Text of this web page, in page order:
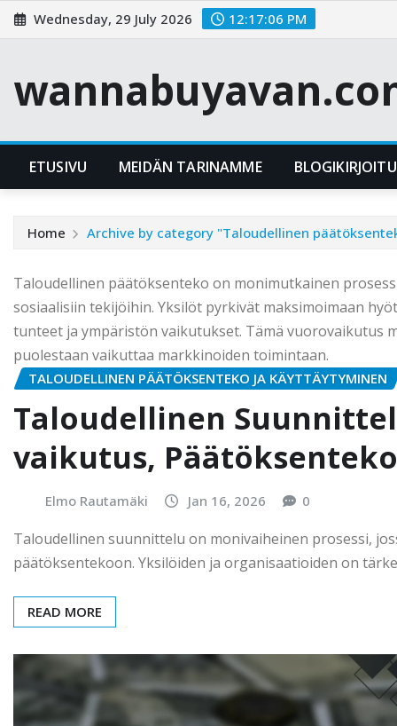
Skip
to
Wednesday, 29 July 2026 12:17:07 PM
ETUSIVU MEIDÄN TARINAMME
Home Archive by category "Taloudellinen
Taloudellinen päätöksenteko on monimutkainen
sosiaalisiin tekijöihin. Yksilöt pyrkivät maksimoimaan
tunteet ja ympäristön vaikutukset. Tämä vuorovaikutus
puolestaan vaikuttaa markkinoiden toimintaan.
TALOUDELLINEN PÄÄTÖKSENTEKO JA KÄYTTÄYTYMINEN
Taloudellinen
vaikutus,
Elmo Rautamäki Jan 16, 2026 0
Taloudellinen suunnittelu on monivaiheinen prosessi,
päätöksentekoon. Yksilöiden ja organisaatioiden on
READ MORE